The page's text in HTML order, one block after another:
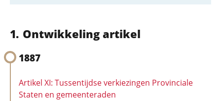
Ontwikkeling artikel
1887
Artikel XI: Tussentijdse verkiezingen Provinciale
Staten en gemeenteraden